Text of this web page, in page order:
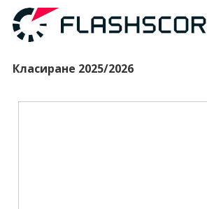
Класиране 2025/2026